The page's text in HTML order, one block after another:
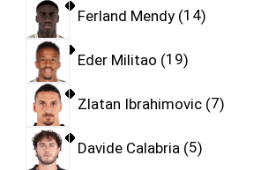
Ferland Mendy 14
Eder Militao 19
Zlatan Ibrahimovic 7
Davide Calabria 5